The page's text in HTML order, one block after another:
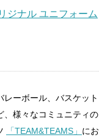
レーボール、バスケッ
様々なコミュニティ
「TEAM&TEAMS」 に